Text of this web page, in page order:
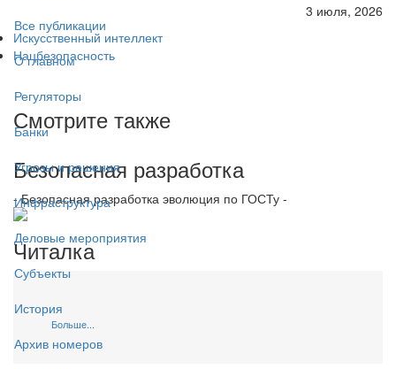
Все публикации
О главном
Регуляторы
Банки
Угрозы и решения
Инфраструктура
Деловые мероприятия
Субъекты
История
Архив номеров
3 июля, 2026
Искусственный интеллект
Нацбезопасность
Смотрите также
Безопасная разработка
- Безопасная разработка эволюция по ГОСТу -
Читалка
Больше...